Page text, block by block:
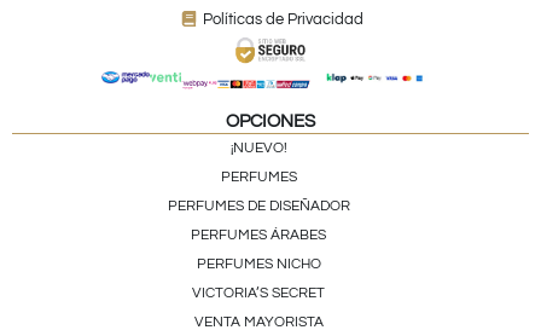
Políticas de Privacidad
OPCIONES
¡NUEVO!
PERFUMES
PERFUMES DE DISEÑADOR
PERFUMES ÁRABES
PERFUMES NICHO
VICTORIA’S SECRET
VENTA MAYORISTA